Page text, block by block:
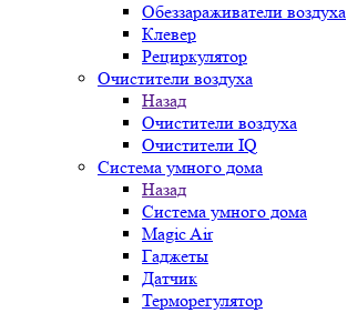
Обеззараживатели воздуха
Клевер
Рециркулятор
Очистители воздуха
Назад
Очистители воздуха
Очистители IQ
Система умного дома
Назад
Система умного дома
Magic Air
Гаджеты
Датчик
Терморегулятор